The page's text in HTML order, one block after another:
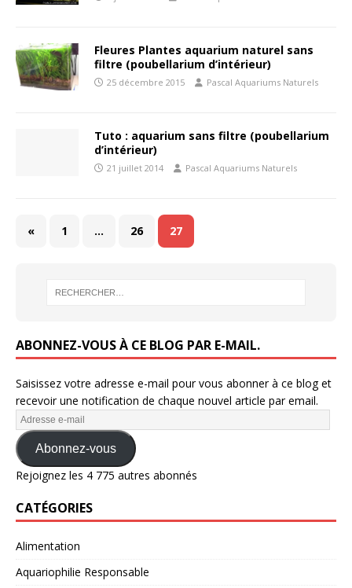
Fleures Plantes aquarium naturel sans
filtre (poubellarium d’intérieur)
25 décembre 2015 Pascal Aquariums Naturels
Tuto : aquarium sans filtre (poubellarium
d’intérieur)
21 juillet 2014 Pascal Aquariums Naturels
« 1 … 26 27
ABONNEZ-VOUS À CE BLOG PAR E-MAIL.
Saisissez votre adresse e-mail pour vous abonner à ce blog et
recevoir une notification de chaque nouvel article par email.
Abonnez-vous
Rejoignez les 4 775 autres abonnés
CATÉGORIES
Alimentation
Aquariophilie Responsable